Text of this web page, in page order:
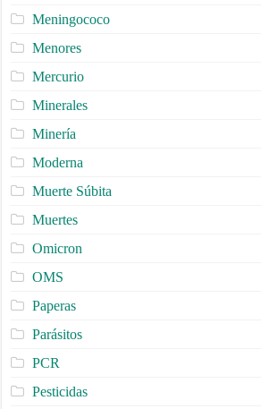
Meningococo
Menores
Mercurio
Minerales
Minería
Moderna
Muerte Súbita
Muertes
Omicron
OMS
Paperas
Parásitos
PCR
Pesticidas